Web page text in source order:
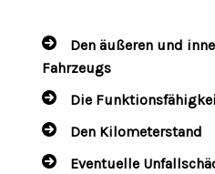
Den äußeren und
Fahrzeugs
Die
Den Kilometerstand
Eventuelle